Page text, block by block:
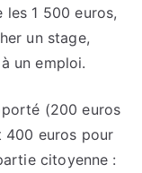
1 500 euros,
un stage,
un emploi.
(200 euros
400 euros pour
citoyenne :